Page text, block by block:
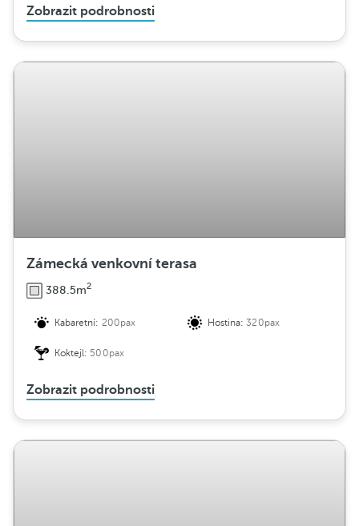
Zobrazit podrobnosti
Zámecká venkovní terasa
388.5m2
Kabaretní: 200pax Hostina:320pax
Koktejl: 500pax
Zobrazit podrobnosti